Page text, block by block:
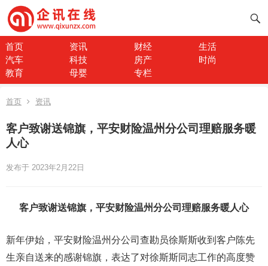
首页 资讯 财经
生活
汽车
科技 房产
时尚
教育
母婴 专栏
首页 资讯
客户致谢送锦旗，平安财险温州分公司理赔服务暖
人心
发布于 2023年2月22日
客户致谢送锦旗，平安财险温州分公司理赔服务暖人心
新年伊始，平安财险温州分公司查勘员徐斯斯收到客户陈先
生亲自送来的感谢锦旗，表达了对徐斯斯同志工作的高度赞